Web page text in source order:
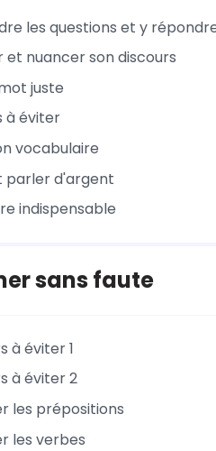
les questions et y
nuancer son discours
juste
à éviter
vocabulaire
parler d'argent
indispensable
sans faute
à éviter 1
à éviter 2
les prépositions
les verbes